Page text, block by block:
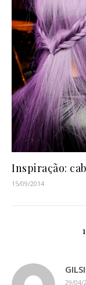
Inspiração:
15/09/2014
29/04/